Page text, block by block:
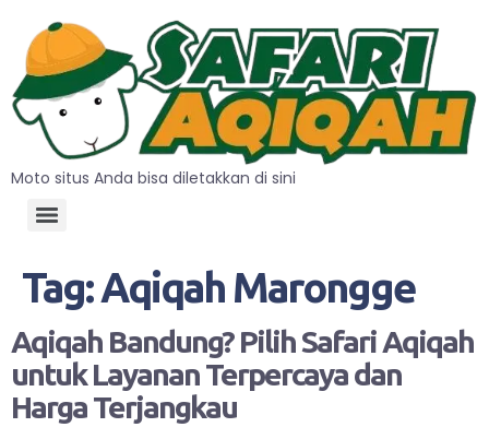
Moto situs Anda bisa diletakkan di sini
Tag:Aqiqah Marongge
Aqiqah Bandung? Pilih Safari Aqiqah
untuk Layanan Terpercaya dan
Harga Terjangkau